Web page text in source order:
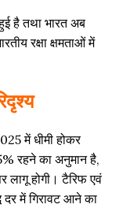
हुई है तथा भारत अब
रक्षा क्षमताओं में
में धीमी होकर
रहने का अनुमान है,
लागू होगी। टैरिफ एवं
दर में गिरावट आने का